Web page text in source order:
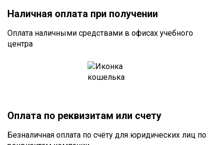
Наличная оплата при получении
Оплата наличными средствами в офисах учебного
центра
Оплата по реквизитам или счету
Безналичная оплата по счёту для юридических лиц по